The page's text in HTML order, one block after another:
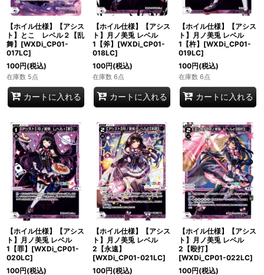
【ホイル仕様】【アシス
ト】とこ レベル２【乱
舞】[WXDi_CP01-
017LC]
100円(税込)
在庫数 5点
カートに入れる
【ホイル仕様】【アシス
ト】月ノ美兎 レベル
1【斧】[WXDi_CP01-
018LC]
100円(税込)
在庫数 6点
カートに入れる
【ホイル仕様】【アシス
ト】月ノ美兎 レベル
1【杵】[WXDi_CP01-
019LC]
100円(税込)
在庫数 6点
カートに入れる
【ホイル仕様】【アシス
ト】月ノ美兎 レベル
1【罪】[WXDi_CP01-
020LC]
100円(税込)
【ホイル仕様】【アシス
ト】月ノ美兎 レベル
2【永遠】
[WXDi_CP01-021LC]
100円(税込)
【ホイル仕様】【アシス
ト】月ノ美兎 レベル
2【殴打】
[WXDi_CP01-022LC]
100円(税込)